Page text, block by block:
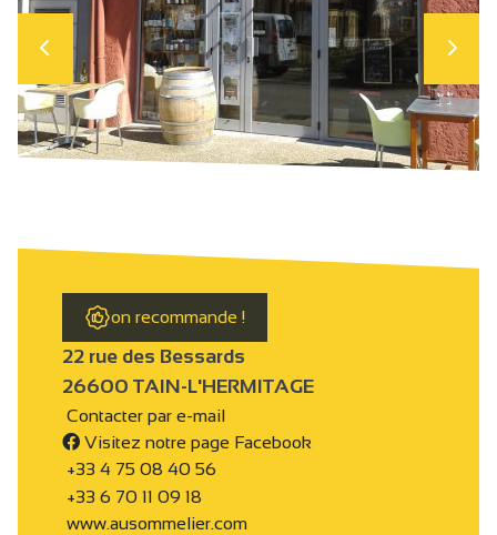
on recommande !
22 rue des Bessards
26600 TAIN-L'HERMITAGE
Contacter par e-mail
Visitez notre page Facebook
+33 4 75 08 40 56
+33 6 70 11 09 18
www.ausommelier.com